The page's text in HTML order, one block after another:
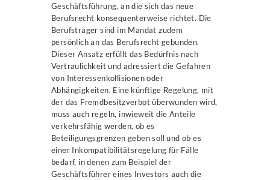
Geschäftsführung, an die sich das neue
Berufsrecht konsequenterweise richtet. Die
Berufsträger sind im Mandat zudem
persönlich an das Berufsrecht gebunden.
Dieser Ansatz erfüllt das Bedürfnis nach
Vertraulichkeit und adressiert die Gefahren
von Interessenkollisionen oder
Abhängigkeiten. Eine künftige Regelung, mit
der das Fremdbesitzverbot überwunden wird,
muss auch regeln, inwieweit die Anteile
verkehrsfähig werden, ob es
Beteiligungsgrenzen geben soll und ob es
einer Inkompatibilitätsregelung für Fälle
bedarf, in denen zum Beispiel der
Geschäftsführer eines Investors auch die